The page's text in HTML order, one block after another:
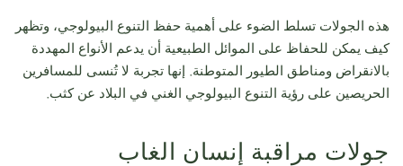
هذه الجولات تسلط الضوء على أهمية حفظ التنوع البيولوجي، وتظهر
كيف يمكن للحفاظ على الموائل الطبيعية أن يدعم الأنواع المهددة
بالانقراض ومناطق الطيور المتوطنة. إنها تجربة لا تُنسى للمسافرين
الحريصين على رؤية التنوع البيولوجي الغني في البلاد عن كثب.
جولات مراقبة إنسان الغاب